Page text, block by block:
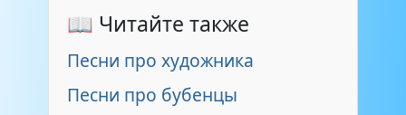
Для детского флешмоба
Зажигательная
📖 Читайте также
Песни про художника
Песни про бубенцы